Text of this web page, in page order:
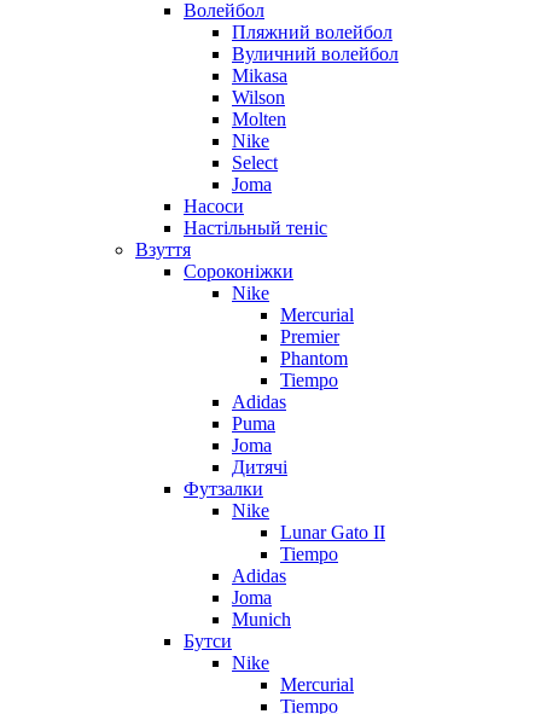
Волейбол
Пляжний волейбол
Вуличний волейбол
Mikasa
Wilson
Molten
Nike
Select
Joma
Насоси
Настільный теніс
Взуття
Сороконіжки
Nike
Mercurial
Premier
Phantom
Tiempo
Adidas
Puma
Joma
Дитячі
Футзалки
Nike
Lunar Gato II
Tiempo
Adidas
Joma
Munich
Бутси
Nike
Mercurial
Tiempo